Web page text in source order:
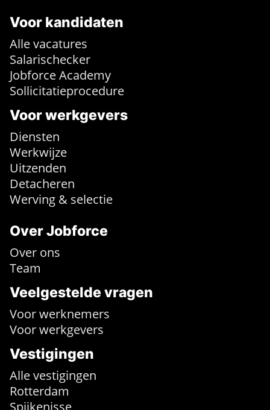
Voor kandidaten
Alle vacatures
Salarischecker
Jobforce Academy
Sollicitatieprocedure
Voor werkgevers
Diensten
Werkwijze
Uitzenden
Detacheren
Werving & selectie
Over Jobforce
Over ons
Team
Veelgestelde vragen
Voor werknemers
Voor werkgevers
Vestigingen
Alle vestigingen
Rotterdam